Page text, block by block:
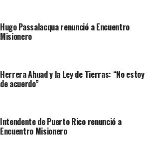
Hugo Passalacqua renunció a Encuentro
Misionero
Herrera Ahuad y la Ley de Tierras: “No estoy
de acuerdo”
Intendente de Puerto Rico renunció a
Encuentro Misionero